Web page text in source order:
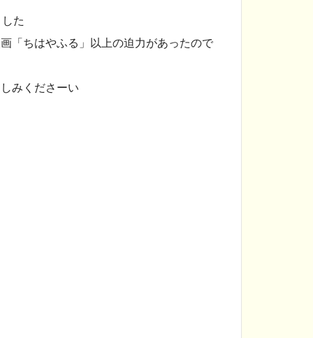
た
「ちはやふる」以上の迫力があったので
みくださーい